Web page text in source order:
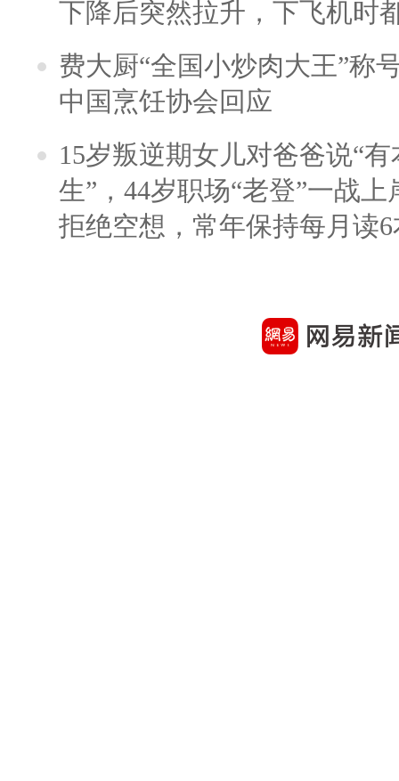
下降后突然拉升，下飞机时
费大厨“全国小炒肉大王”称
中国烹饪协会回应
15岁叛逆期女儿对爸爸说“
生”，44岁职场“老登”一战上
拒绝空想，常年保持每月读